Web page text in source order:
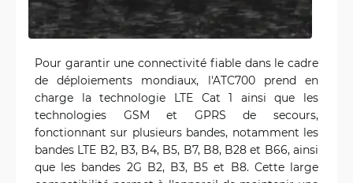
Pour garantir une connectivité fiable dans le cadre
de déploiements mondiaux, l'ATC700 prend en
charge la technologie LTE Cat 1 ainsi que les
technologies GSM et GPRS de secours,
fonctionnant sur plusieurs bandes, notamment les
bandes LTE B2, B3, B4, B5, B7, B8, B28 et B66, ainsi
que les bandes 2G B2, B3, B5 et B8. Cette large